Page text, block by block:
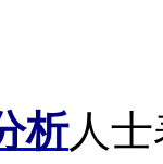
析人